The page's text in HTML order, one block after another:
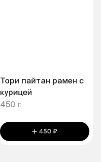
Тори пайтан рамен с
курицей
450 г.
450 ₽